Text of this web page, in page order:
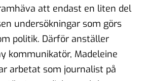
att endast en liten del
undersökningar som görs
politik. Därför anställer
kommunikatör, Madeleine
arbetat som journalist på